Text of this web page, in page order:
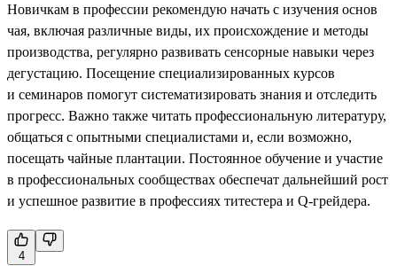
Новичкам в профессии рекомендую начать с изучения основ
чая, включая различные виды, их происхождение и методы
производства, регулярно развивать сенсорные навыки через
дегустацию. Посещение специализированных курсов
и семинаров помогут систематизировать знания и отследить
прогресс. Важно также читать профессиональную литературу,
общаться с опытными специалистами и, если возможно,
посещать чайные плантации. Постоянное обучение и участие
в профессиональных сообществах обеспечат дальнейший рост
и успешное развитие в профессиях титестера и Q-грейдера.
4